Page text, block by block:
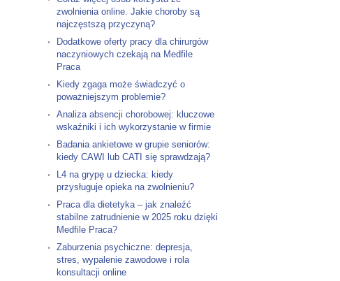
zwolnienia online. Jakie choroby są
najczęstszą przyczyną?
Dodatkowe oferty pracy dla chirurgów
naczyniowych czekają na Medfile
Praca
Kiedy zgaga może świadczyć o
poważniejszym problemie?
Analiza absencji chorobowej: kluczowe
wskaźniki i ich wykorzystanie w firmie
Badania ankietowe w grupie seniorów:
kiedy CAWI lub CATI się sprawdzają?
L4 na grypę u dziecka: kiedy
przysługuje opieka na zwolnieniu?
Praca dla dietetyka – jak znaleźć
stabilne zatrudnienie w 2025 roku dzięki
Medfile Praca?
Zaburzenia psychiczne: depresja,
stres, wypalenie zawodowe i rola
konsultacji online